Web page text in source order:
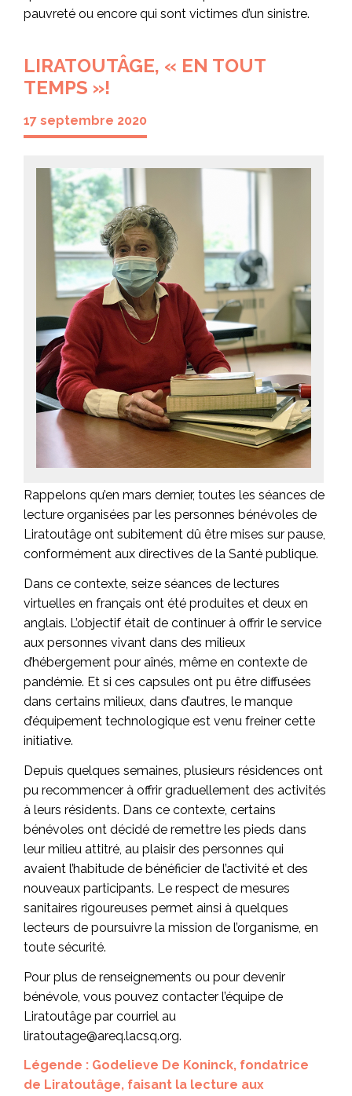
pauvreté ou encore qui sont victimes d’un sinistre.
LIRATOUTÂGE, « EN TOUT
TEMPS »!
17 septembre 2020
Rappelons qu’en mars dernier, toutes les séances de
lecture organisées par les personnes bénévoles de
Liratoutâge ont subitement dû être mises sur pause,
conformément aux directives de la Santé publique.
Dans ce contexte, seize séances de lectures
virtuelles en français ont été produites et deux en
anglais. L’objectif était de continuer à offrir le service
aux personnes vivant dans des milieux
d’hébergement pour aînés, même en contexte de
pandémie. Et si ces capsules ont pu être diffusées
dans certains milieux, dans d’autres, le manque
d’équipement technologique est venu freiner cette
initiative.
Depuis quelques semaines, plusieurs résidences ont
pu recommencer à offrir graduellement des activités
à leurs résidents. Dans ce contexte, certains
bénévoles ont décidé de remettre les pieds dans
leur milieu attitré, au plaisir des personnes qui
avaient l’habitude de bénéficier de l’activité et des
nouveaux participants. Le respect de mesures
sanitaires rigoureuses permet ainsi à quelques
lecteurs de poursuivre la mission de l’organisme, en
toute sécurité.
Pour plus de renseignements ou pour devenir
bénévole, vous pouvez contacter l’équipe de
Liratoutâge par courriel au
liratoutage@areq.lacsq.org.
Légende : Godelieve De Koninck, fondatrice
de Liratoutâge, faisant la lecture aux